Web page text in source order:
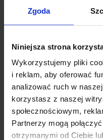
Zgoda
Niniejsza strona
Wykorzystujemy pliki
i reklam, aby oferować
analizować ruch w
korzystasz z naszej
społecznościowym,
Partnerzy mogą
otrzymanymi od Ciebie
Występuje w wielu
lub z dołączonym
Źródło światła jest
do 45º, oprawa może
pomieszczeń.
Parametry
Źródło światła:
Wymiary: 19cm x
Barwa światła: 12V i